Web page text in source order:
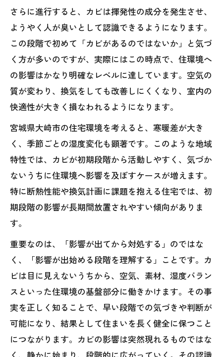
さらに進行すると、カビは揮発性の成分を発生させ、
ようやく人が臭いとして認識できるようになります。
この段階で初めて「カビがあるのではないか」と気づ
く方が多いのですが、実際にはこの時点で、住環境へ
の影響はかなり明確なレベルに達しています。空気の
質が変わり、換気をしても改善しにくくなり、室内の
快適性が大きく損なわれるようになります。
宮城県大崎市の住宅環境を考えると、寒暖差が大き
く、季節ごとの湿度変化も顕著です。このような地域
特性では、カビが初期段階から活動しやすく、気づか
ないうちに住環境へ影響を及ぼすケースが増えます。
特に断熱性能や換気計画に課題を抱える住宅では、初
期段階の影響が長期間放置されやすい傾向がありま
す。
重要なのは、「影響が出てから対処する」のではな
く、「影響が出始める段階を理解する」ことです。カ
ビは目に見えないうちから、空気、素材、湿度バラン
スといった住環境の基盤部分に働きかけます。その事
実を正しく知ることで、早い段階での気づきや判断が
可能になり、結果として住まいを長く健全に保つこと
につながります。カビの影響は突然現れるものではな